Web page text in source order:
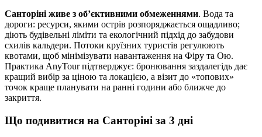
Санторіні живе з об’єктивними обмеженнями. Вода та
дороги: ресурси, якими острів розпоряджається ощадливо;
діють будівельні ліміти та екологічний підхід до забудови
схилів кальдери. Потоки круїзних туристів регулюють
квотами, щоб мінімізувати навантаження на Фіру та Ою.
Практика AnyTour підтверджує: бронювання заздалегідь дає
кращий вибір за ціною та локацією, а візит до «топових»
точок краще планувати на ранні години або ближче до
закриття.
Що подивитися на Санторіні за 3 дні